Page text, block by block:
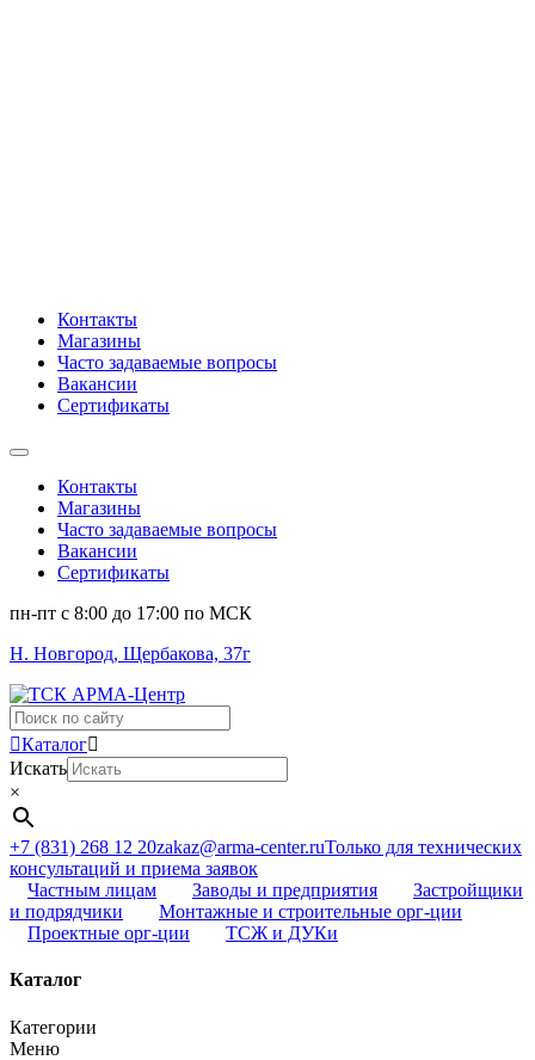
Контакты
Магазины
Часто задаваемые вопросы
Вакансии
Сертификаты
Контакты
Магазины
Часто задаваемые вопросы
Вакансии
Сертификаты
пн-пт c 8:00 до 17:00 по МСК
Н. Новгород, Щербакова, 37г
Поиск
...Каталог
Искать
×
+7 (831) 268 12 20zakaz@arma-center.ruТолько для технических
консультаций и приема заявок
Частным лицам
Заводы и предприятия
Застройщики
и подрядчики
Монтажные и строительные орг-ции
Проектные орг-ции
ТСЖ и ДУКи
Каталог
Категории
Меню